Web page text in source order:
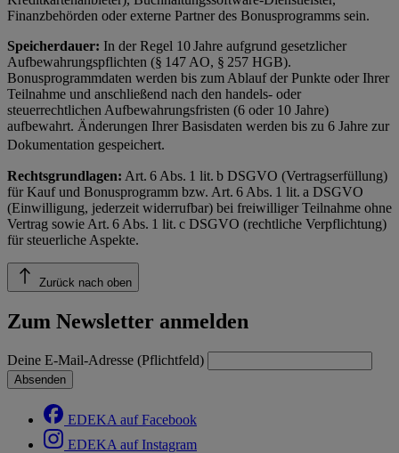
Finanzbehörden oder externe Partner des Bonusprogramms sein.
Speicherdauer: In der Regel 10 Jahre aufgrund gesetzlicher
Aufbewahrungspflichten (§ 147 AO, § 257 HGB).
Bonusprogrammdaten werden bis zum Ablauf der Punkte oder Ihrer
Teilnahme und anschließend nach den handels- oder
steuerrechtlichen Aufbewahrungsfristen (6 oder 10 Jahre)
aufbewahrt. Änderungen Ihrer Basisdaten werden bis zu 6 Jahre zur
Dokumentation gespeichert.
Rechtsgrundlagen: Art. 6 Abs. 1 lit. b DSGVO (Vertragserfüllung)
für Kauf und Bonusprogramm bzw. Art. 6 Abs. 1 lit. a DSGVO
(Einwilligung, jederzeit widerrufbar) bei freiwilliger Teilnahme ohne
Vertrag sowie Art. 6 Abs. 1 lit. c DSGVO (rechtliche Verpflichtung)
für steuerliche Aspekte.
Zurück nach oben
Zum Newsletter anmelden
Deine E-Mail-Adresse (Pflichtfeld)
Absenden
EDEKA auf Facebook
EDEKA auf Instagram